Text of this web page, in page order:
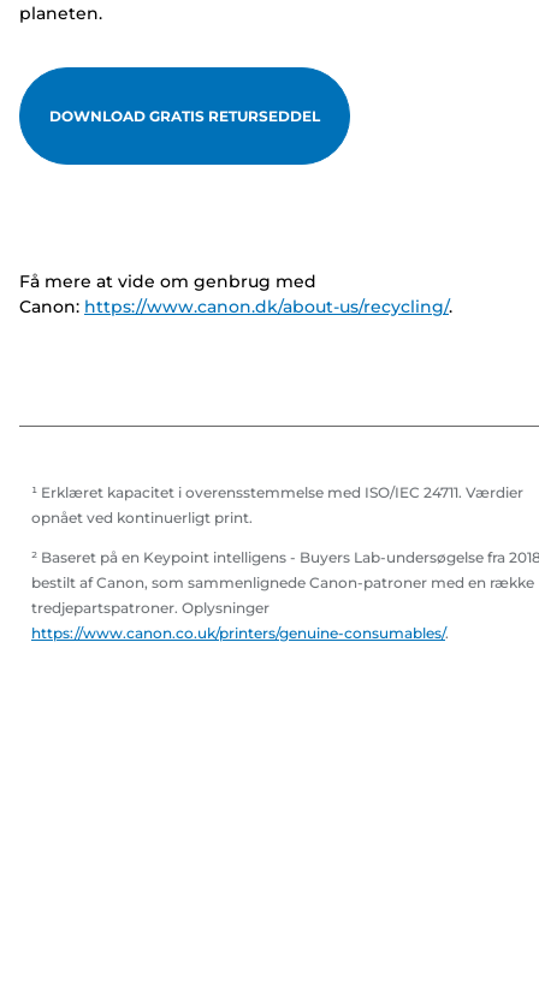
planeten.
DOWNLOAD GRATIS RETURSEDDEL
Få mere at vide om genbrug med
Canon: https://www.canon.dk/about-us/recycling/.
¹ Erklæret kapacitet i overensstemmelse med ISO/IEC 24711. Værdier
opnået ved kontinuerligt print.
² Baseret på en Keypoint intelligens - Buyers Lab-undersøgelse fra
bestilt af Canon, som sammenlignede Canon-patroner med en række
tredjepartspatroner. Oplysninger
https://www.canon.co.uk/printers/genuine-consumables/.